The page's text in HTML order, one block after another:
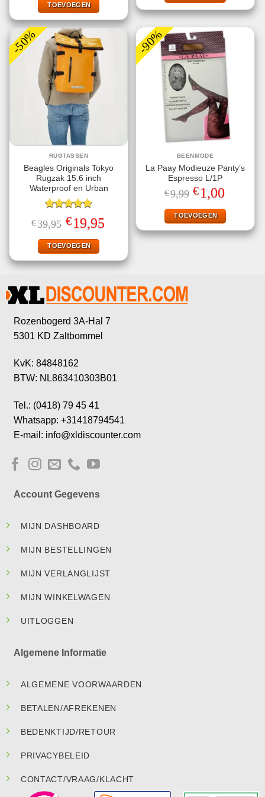
€2,99.
€1,00.
TOEVOEGEN
-50%
RUGTASSEN
Beagles Originals Tokyo
Rugzak 15.6 inch
Waterproof en Urban
Gewaardeerd
5.00uit 5
€39,95 Oorspronkelijke
prijs
was:
€39,95.
€19,95prijs
TOEVOEGEN
-90%
BEENMODE
La Paay Modieuze Panty’s
Espresso L/1P
€9,99 Oorspronkelijke
prijs
was:
€9,99.
€1,00
is:
€1,00.
TOEVOEGEN
Rozenbogerd 3A-Hal 7
5301 KD Zaltbommel
KvK: 84848162
BTW: NL863410303B01
Tel.: (0418) 79 45 41
Whatsapp: +31418794541
E-mail: info@xldiscounter.com
Account Gegevens
MIJN DASHBOARD
MIJN BESTELLINGEN
MIJN VERLANGLIJST
MIJN WINKELWAGEN
UITLOGGEN
Algemene Informatie
ALGEMENE VOORWAARDEN
BETALEN/AFREKENEN
BEDENKTIJD/RETOUR
PRIVACYBELEID
CONTACT/VRAAG/KLACHT